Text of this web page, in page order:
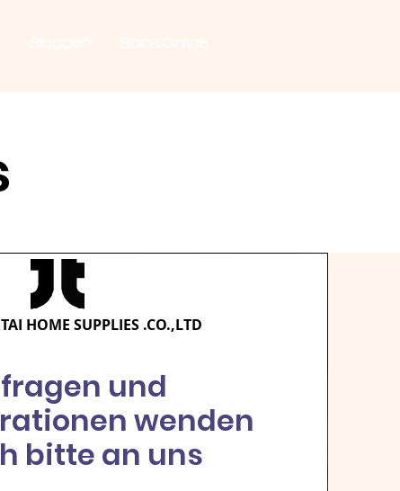
HOME SUPPLIES .CO.,LTD
und
wenden
bitte an uns